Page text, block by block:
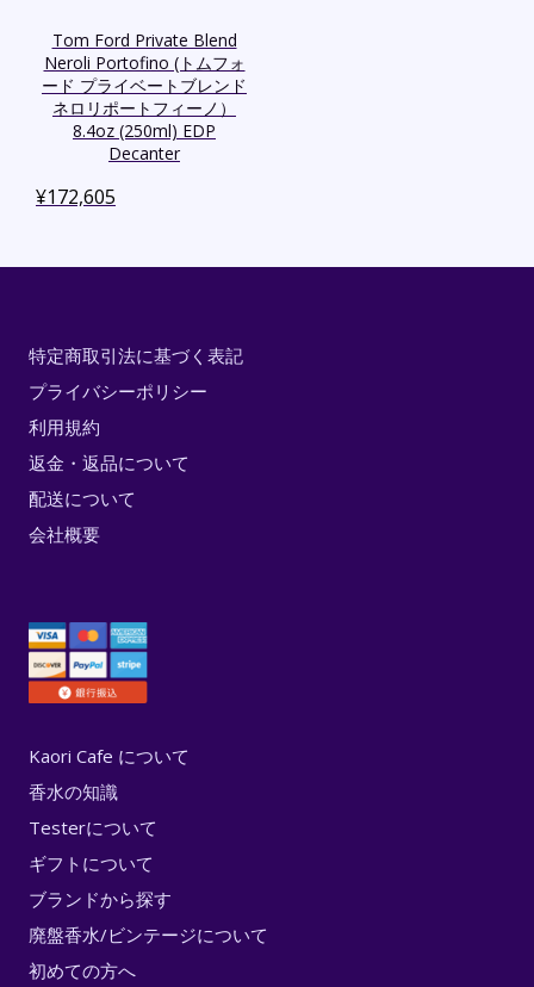
Tom Ford Private Blend
Neroli Portofino (トムフォ
ード プライベートブレンド
ネロリポートフィーノ）
8.4oz (250ml) EDP
Decanter
¥172,605
特定商取引法に基づく表記
プライバシーポリシー
利用規約
返金・返品について
配送について
会社概要
Kaori Cafe について
香水の知識
Testerについて
ギフトについて
ブランドから探す
廃盤香水/ビンテージについて
初めての方へ